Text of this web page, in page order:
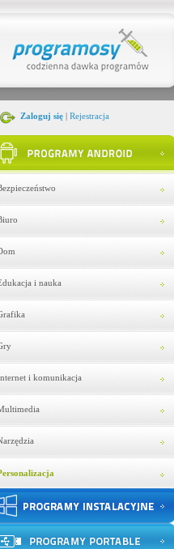
Zaloguj się| Rejestracja
i nauka
i komunikacja